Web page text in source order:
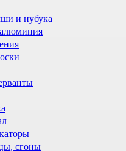
и нубука
сгоны